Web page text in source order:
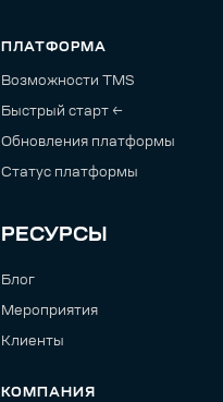
ПЛАТФОРМА
Возможности TMS
Быстрый старт ←
Обновления платформы
Статус платформы
РЕСУРСЫ
Блог
Мероприятия
Клиенты
КОМПАНИЯ